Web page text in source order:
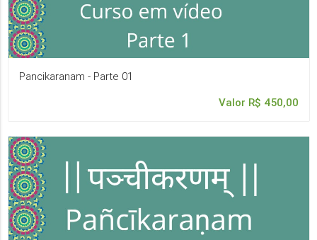
Pancikaranam - Parte 01
Valor R$ 450,00